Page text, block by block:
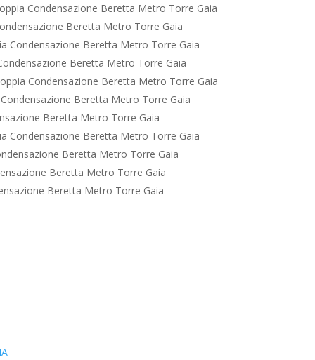
Condensazione Beretta Metro Torre Gaia
Beretta Metro Torre Gaia
Condensazione Beretta Metro Torre Gaia
Beretta Metro Torre Gaia
Condensazione Beretta Metro Torre Gaia
Beretta Metro Torre Gaia
Beretta Metro Torre Gaia
Condensazione Beretta Metro Torre Gaia
Beretta Metro Torre Gaia
Beretta Metro Torre Gaia
Beretta Metro Torre Gaia